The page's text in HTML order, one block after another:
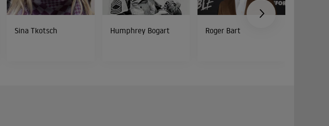
Sina Tkotsch Humphrey Bogart Roger Bart